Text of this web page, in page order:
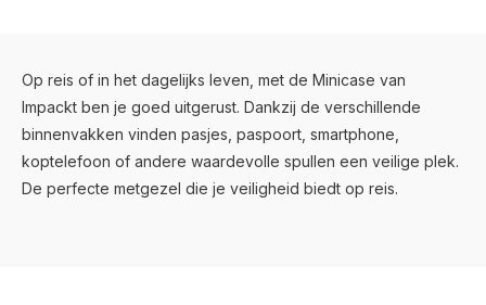
Op reis of in het dagelijks leven, met de Minicase van
Impackt ben je goed uitgerust. Dankzij de verschillende
binnenvakken vinden pasjes, paspoort, smartphone,
koptelefoon of andere waardevolle spullen een veilige plek.
De perfecte metgezel die je veiligheid biedt op reis.